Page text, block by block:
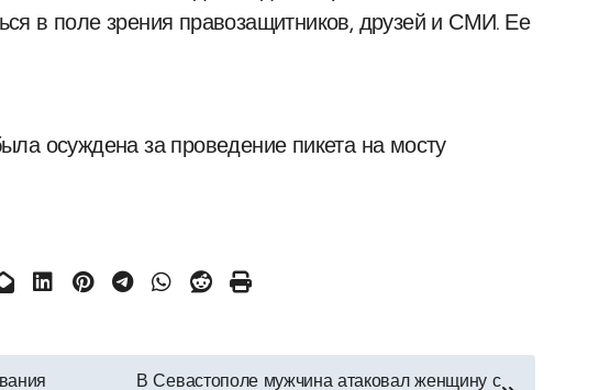
в поле зрения правозащитников, друзей и СМИ. Ее
осуждена за проведение пикета на мосту
В Севастополе мужчина атаковал женщину с